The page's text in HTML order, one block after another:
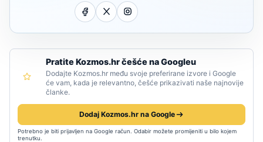
Pratite Kozmos.hr češće na Googleu
Dodajte Kozmos.hr među svoje preferirane izvore i Google
će vam, kada je relevantno, češće prikazivati naše najnovije
članke.
Dodaj Kozmos.hr na Google
Potrebno je biti prijavljen na Google račun. Odabir možete promijeniti u bilo kojem
trenutku.